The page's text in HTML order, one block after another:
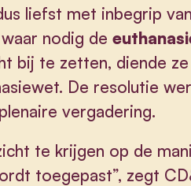
liefst met inbegrip
nodig de
bij te zetten, diende
De resolutie
vergadering.
te krijgen op de
toegepast”, zegt